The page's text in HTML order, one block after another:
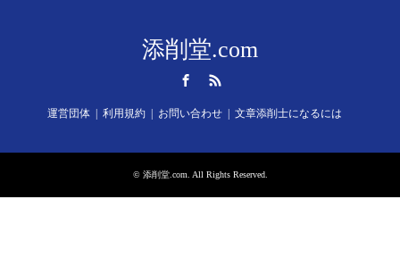
添削堂.com
運営団体 利用規約 お問い合わせ 文章添削士になるには
© 添削堂.com . All Rights Reserved.